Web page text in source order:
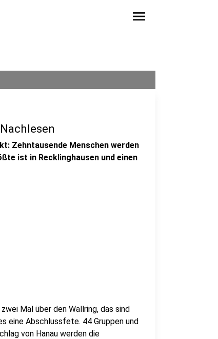
menu
Zehntausende Menschen werden
ist in Recklinghausen und einen
Mal über den Wallring, das sind
eine Abschlussfete. 44 Gruppen und
von Hanau werden die